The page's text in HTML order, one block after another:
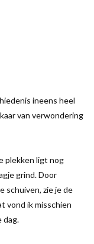
ineens heel
van verwondering
plekken ligt nog
grind. Door
schuiven, zie je de
vond ik misschien
dag.